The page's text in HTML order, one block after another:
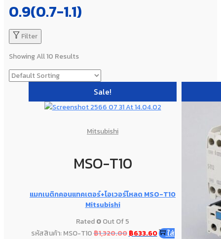
0.9(0.7-1.1)
Filter
Showing All 10 Results
Sale!
Mitsubishi
MSO-T10
แมกเนติกคอนแทคเตอร์+โอเวอร์โหลด MSO-T10
Mitsubishi
Rated0Out Of 5
รหัสสินค้า: MSO-T10฿1,320.00 ฿633.60
ใส่